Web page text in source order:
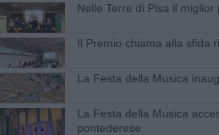
Nelle Terre di Pisa il
Il Premio chiama alla sfida
La Festa della Musica
La Festa della Musica
pontederese